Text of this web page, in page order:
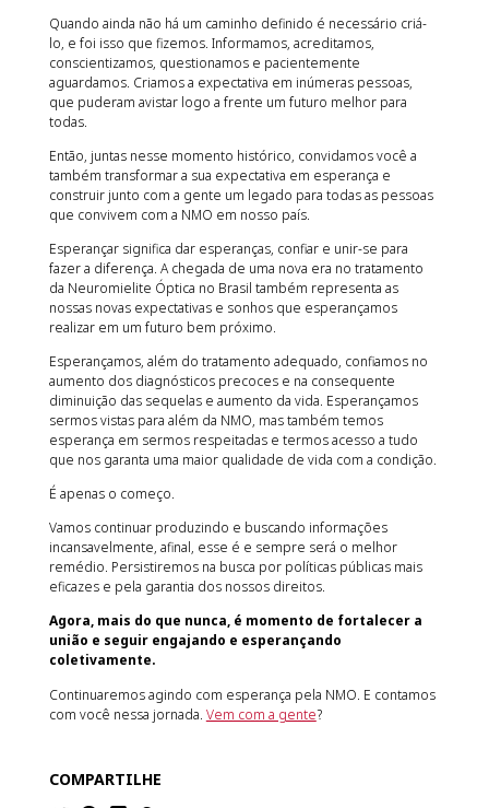
Quando ainda não há um caminho definido é necessário criá-
lo, e foi isso que fizemos. Informamos, acreditamos,
conscientizamos, questionamos e pacientemente
aguardamos. Criamos a expectativa em inúmeras pessoas,
que puderam avistar logo a frente um futuro melhor para
todas.
Então, juntas nesse momento histórico, convidamos você a
também transformar a sua expectativa em esperança e
construir junto com a gente um legado para todas as pessoas
que convivem com a NMO em nosso país.
Esperançar significa dar esperanças, confiar e unir-se para
fazer a diferença. A chegada de uma nova era no tratamento
da Neuromielite Óptica no Brasil também representa as
nossas novas expectativas e sonhos que esperançamos
realizar em um futuro bem próximo.
Esperançamos, além do tratamento adequado, confiamos no
aumento dos diagnósticos precoces e na consequente
diminuição das sequelas e aumento da vida. Esperançamos
sermos vistas para além da NMO, mas também temos
esperança em sermos respeitadas e termos acesso a tudo
que nos garanta uma maior qualidade de vida com a condição.
É apenas o começo.
Vamos continuar produzindo e buscando informações
incansavelmente, afinal, esse é e sempre será o melhor
remédio. Persistiremos na busca por políticas públicas mais
eficazes e pela garantia dos nossos direitos.
Agora, mais do que nunca, é momento de fortalecer a
união e seguir engajando e esperançando
coletivamente.
Continuaremos agindo com esperança pela NMO. E contamos
com você nessa jornada. Vem com a gente?
COMPARTILHE